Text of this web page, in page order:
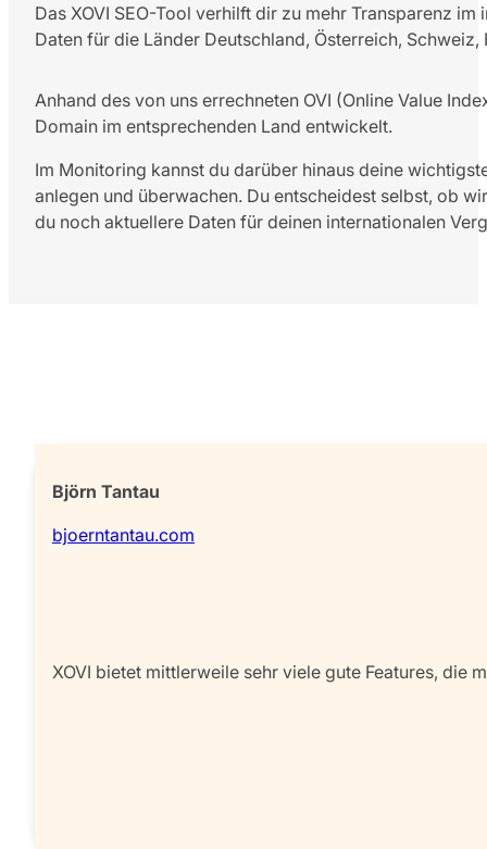
Das XOVI SEO-Tool verhilft dir zu mehr Transparenz
Daten für die Länder Deutschland, Österreich,
Anhand des von uns errechneten OVI (Online Value
Domain im entsprechenden Land entwickelt.
Im Monitoring kannst du darüber hinaus deine
anlegen und überwachen. Du entscheidest selbst, ob
du noch aktuellere Daten für deinen internationalen
Björn Tantau
bjoerntantau.com
XOVI bietet mittlerweile sehr viele gute Features, die